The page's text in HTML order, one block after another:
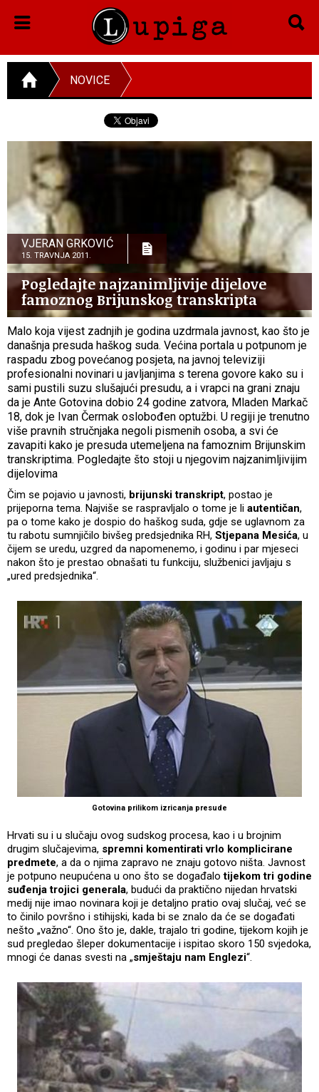
NOVICE
VJERAN GRKOVIĆ
15. TRAVNJA 2011.
Pogledajte najzanimljivije dijelove
famoznog Brijunskog transkripta
Malo koja vijest zadnjih je godina uzdrmala javnost, kao što je
današnja presuda haškog suda. Većina portala u potpunom je
raspadu zbog povećanog posjeta, na javnoj televiziji
profesionalni novinari u javljanjima s terena govore kako su i
sami pustili suzu slušajući presudu, a i vrapci na grani znaju
da je Ante Gotovina dobio 24 godine zatvora, Mladen Markač
18, dok je Ivan Čermak oslobođen optužbi. U regiji je trenutno
više pravnih stručnjaka negoli pismenih osoba, a svi će
zavapiti kako je presuda utemeljena na famoznim Brijunskim
transkriptima. Pogledajte što stoji u njegovim najzanimljivijim
dijelovima
Čim se pojavio u javnosti, brijunski transkript, postao je
prijeporna tema. Najviše se raspravljalo o tome je li autentičan,
pa o tome kako je dospio do haškog suda, gdje se uglavnom za
tu rabotu sumnjičilo bivšeg predsjednika RH, Stjepana Mesića, u
čijem se uredu, uzgred da napomenemo, i godinu i par mjeseci
nakon što je prestao obnašati tu funkciju, službenici javljaju s
„ured predsjednika“.
Gotovina prilikom izricanja presude
Hrvati su i u slučaju ovog sudskog procesa, kao i u brojnim
drugim slučajevima, spremni komentirati vrlo komplicirane
predmete, a da o njima zapravo ne znaju gotovo ništa. Javnost
je potpuno neupućena u ono što se događalotijekom tri godine
suđenja trojici generala, budući da praktično nijedan hrvatski
medij nije imao novinara koji je detaljno pratio ovaj slučaj, već se
to činilo površno i stihijski, kada bi se znalo da će se događati
nešto „važno“. Ono što je, dakle, trajalo tri godine, tijekom kojih je
sud pregledao šleper dokumentacije i ispitao skoro 150 svjedoka,
mnogi će danas svesti na „smještaju nam Englezi“.